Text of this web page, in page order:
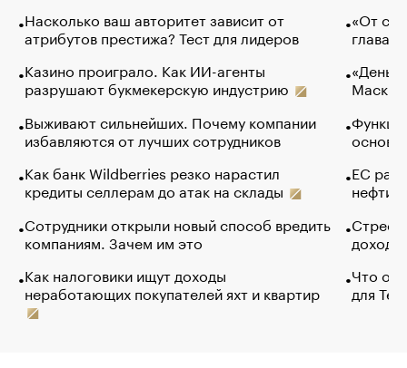
Насколько ваш авторитет зависит от
атрибутов престижа? Тест для лидеров
Казино проиграло. Как ИИ-агенты
разрушают букмекерскую индустрию
Выживают сильнейших. Почему компании
избавляются от лучших сотрудников
Как банк Wildberries резко нарастил
кредиты селлерам до атак на склады
Сотрудники открыли новый способ вредить
компаниям. Зачем им это
Как налоговики ищут доходы
неработающих покупателей яхт и квартир
«От
глава
Маск в
основ
ЕС
нефти
Что
для